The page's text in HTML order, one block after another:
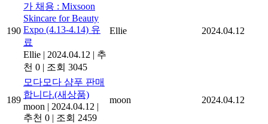
190
가 채용 : Mixsoon
Skincare for Beauty
Expo (4.13-4.14) 유
료
Ellie | 2024.04.12 | 추
천 0 | 조회 3045
Ellie 2024.04.12
189
모다모다 샴푸 판매
합니다.(새상품)
moon | 2024.04.12 |
추천 0 | 조회 2459
moon 2024.04.12